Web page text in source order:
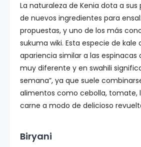
La naturaleza de Kenia dota a
de nuevos ingredientes para
propuestas, y uno de los más
sukuma wiki. Esta especie de kale
apariencia similar a las espinacas
muy diferente y en swahili
semana”, ya que suele
alimentos como cebolla, tomate,
carne a modo de delicioso
Biryani